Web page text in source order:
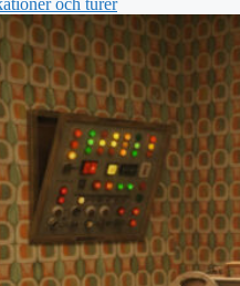
och turer